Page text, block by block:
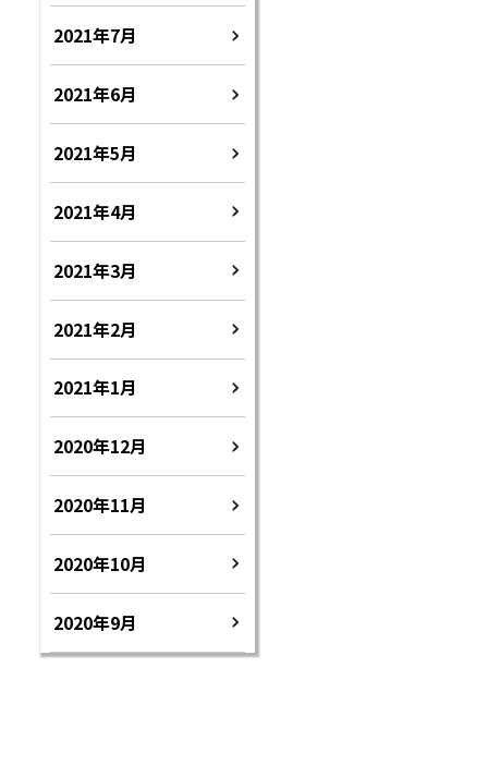
2021年7月
2021年6月
2021年5月
2021年4月
2021年3月
2021年2月
2021年1月
2020年12月
2020年11月
2020年10月
2020年9月